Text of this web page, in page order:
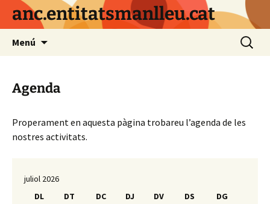
contingut
anc.entitatsmanlleu.cat
Menú Cerca:
Agenda
Properament en aquesta pàgina trobareu l’agenda de les
nostres activitats.
juliol 2026
DL
DT DC DJ DV DS DG